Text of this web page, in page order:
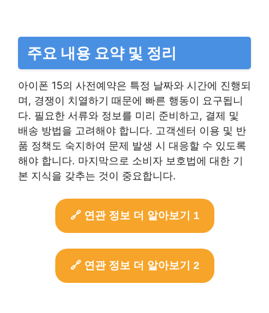
주요 내용 요약 및 정리
아이폰 15의 사전예약은 특정 날짜와 시간에 진행되
며, 경쟁이 치열하기 때문에 빠른 행동이 요구됩니
다. 필요한 서류와 정보를 미리 준비하고, 결제 및
배송 방법을 고려해야 합니다. 고객센터 이용 및 반
품 정책도 숙지하여 문제 발생 시 대응할 수 있도록
해야 합니다. 마지막으로 소비자 보호법에 대한 기
본 지식을 갖추는 것이 중요합니다.
🔗 연관 정보 더 알아보기 1
🔗 연관 정보 더 알아보기 2